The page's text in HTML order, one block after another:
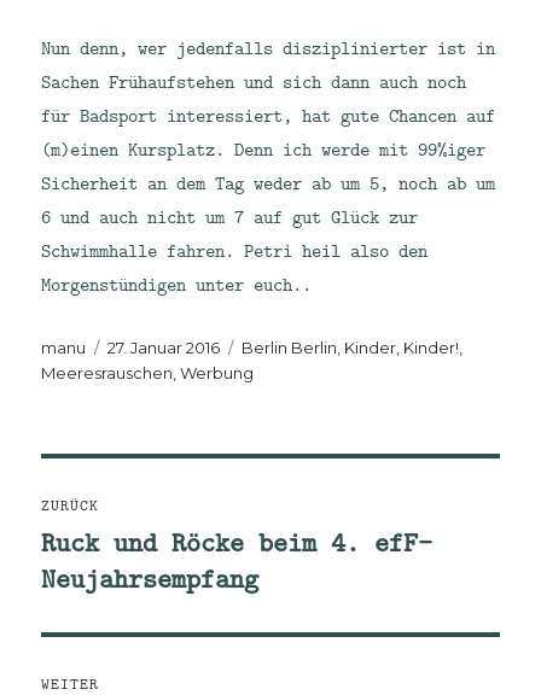
Nun denn, wer jedenfalls disziplinierter ist in
Sachen Frühaufstehen und sich dann auch noch
für Badsport interessiert, hat gute Chancen auf
(m)einen Kursplatz. Denn ich werde mit 99%iger
Sicherheit an dem Tag weder ab um 5, noch ab um
6 und auch nicht um 7 auf gut Glück zur
Schwimmhalle fahren. Petri heil also den
Morgenstündigen unter euch..
Autor
manu
Veröffentlicht
am
27. Januar 2016 Kategorien
Berlin Berlin Kinder, Kinder!
Meeresrauschen ,Werbung
ZURÜCK
Vorheriger
Beitrag:
Ruck und Röcke beim 4. efF-
Neujahrsempfang
WEITER